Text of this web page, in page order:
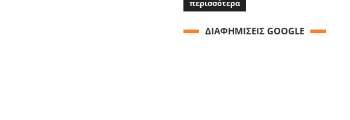
περισσότερα
ΔΙΑΦΗΜΙΣΕΙΣ GOOGLE